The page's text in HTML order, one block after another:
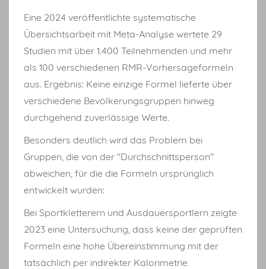
Eine 2024 veröffentlichte systematische
Übersichtsarbeit mit Meta-Analyse wertete 29
Studien mit über 1.400 Teilnehmenden und mehr
als 100 verschiedenen RMR-Vorhersageformeln
aus. Ergebnis: Keine einzige Formel lieferte über
verschiedene Bevölkerungsgruppen hinweg
durchgehend zuverlässige Werte.
Besonders deutlich wird das Problem bei
Gruppen, die von der "Durchschnittsperson"
abweichen, für die die Formeln ursprünglich
entwickelt wurden:
Bei Sportkletterern und Ausdauersportlern zeigte
2023 eine Untersuchung, dass keine der geprüften
Formeln eine hohe Übereinstimmung mit der
tatsächlich per indirekter Kalorimetrie